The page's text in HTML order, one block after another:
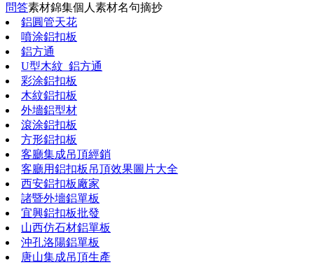
問答素材錦集個人素材名句摘抄
鋁圓管天花
噴涂鋁扣板
鋁方通
U型木紋_鋁方通
彩涂鋁扣板
木紋鋁扣板
外墻鋁型材
滾涂鋁扣板
方形鋁扣板
客廳集成吊頂經銷
客廳用鋁扣板吊頂效果圖片大全
西安鋁扣板廠家
諸暨外墻鋁單板
宜興鋁扣板批發
山西仿石材鋁單板
沖孔洛陽鋁單板
唐山集成吊頂生產